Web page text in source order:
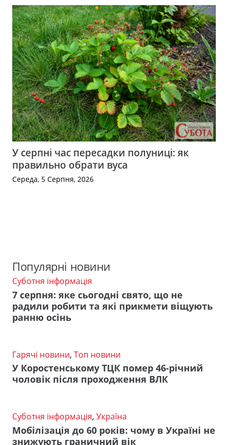
У серпні час пересадки полуниці: як
правильно обрати вуса
Середа, 5 Серпня, 2026
Популярні новини
Суботня інформація
7 серпня: яке сьогодні свято, що не
радили робити та які прикмети віщують
ранню осінь
Гарячі новини, Топ новини
У Коростенському ТЦК помер 46-річний
чоловік після проходження ВЛК
Суботня інформація, Україна
Мобілізація до 60 років: чому в Україні не
знижують граничний вік